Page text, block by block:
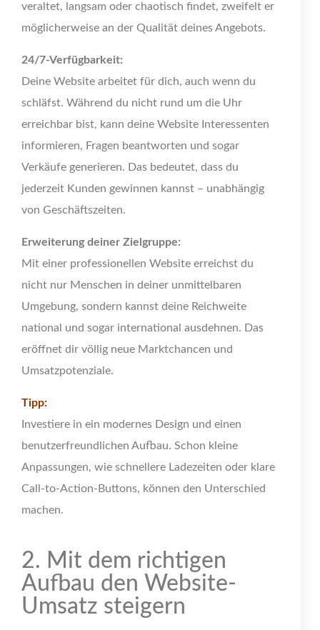
veraltet, langsam oder chaotisch findet, zweifelt er
möglicherweise an der Qualität deines Angebots.
24/7-Verfügbarkeit:
Deine Website arbeitet für dich, auch wenn du
schläfst. Während du nicht rund um die Uhr
erreichbar bist, kann deine Website Interessenten
informieren, Fragen beantworten und sogar
Verkäufe generieren. Das bedeutet, dass du
jederzeit Kunden gewinnen kannst – unabhängig
von Geschäftszeiten.
Erweiterung deiner Zielgruppe:
Mit einer professionellen Website erreichst du
nicht nur Menschen in deiner unmittelbaren
Umgebung, sondern kannst deine Reichweite
national und sogar international ausdehnen. Das
eröffnet dir völlig neue Marktchancen und
Umsatzpotenziale.
Tipp:
Investiere in ein modernes Design und einen
benutzerfreundlichen Aufbau. Schon kleine
Anpassungen, wie schnellere Ladezeiten oder klare
Call-to-Action-Buttons, können den Unterschied
machen.
2. Mit dem richtigen
Aufbau den Website-
Umsatz steigern